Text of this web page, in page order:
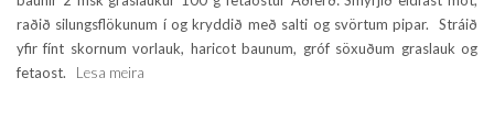
raðið silungsflökunum í og kryddið með salti og svörtum pipar. Stráið
yfir fínt skornum vorlauk, haricot baunum, gróf söxuðum graslauk og
fetaost. Lesa meira